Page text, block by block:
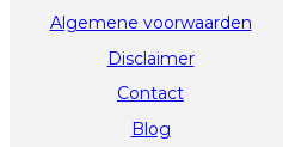
Algemene voorwaarden
Disclaimer
Contact
Blog